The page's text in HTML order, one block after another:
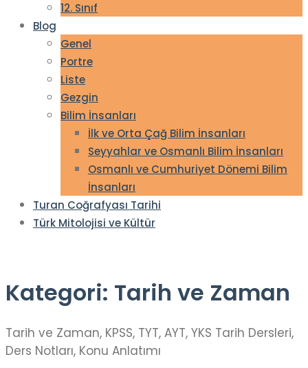
12. Sınıf
Blog
Genel
Portre
Liste
Gezgin
Bilim İnsanları
İlk ve Orta Çağ Bilim İnsanları
Seyyahlar ve Osmanlı Bilim İnsanları
Osmanlı ve Cumhuriyet Dönemi Bilim
İnsanları
Turan Coğrafyası Tarihi
Türk Mitolojisi ve Kültür
Kategori: Tarih ve Zaman
Tarih ve Zaman, KPSS, TYT, AYT, YKS Tarih Dersleri,
Ders Notları, Konu Anlatımı